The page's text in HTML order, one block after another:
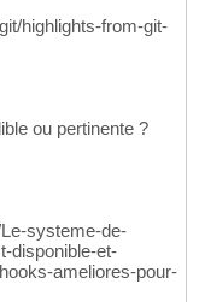
highlights-from-git-
ou pertinente ?
systeme-de-
disponible-et-
ameliores-pour-